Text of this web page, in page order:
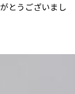
とうございまし